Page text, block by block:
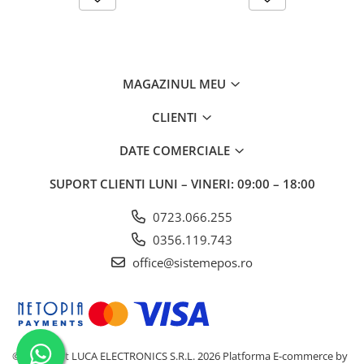
MAGAZINUL MEU
CLIENTI
DATE COMERCIALE
SUPORT CLIENTI LUNI – VINERI: 09:00 – 18:00
0723.066.255
0356.119.743
office@sistemepos.ro
©Copyright LUCA ELECTRONICS S.R.L. 2026 Platforma E-commerce by